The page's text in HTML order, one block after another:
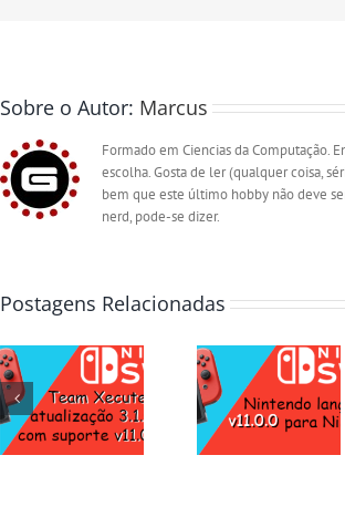
Sobre o Autor: Marcus
Formado em Ciencias da Computação.
escolha. Gosta de ler (qualquer coisa,
bem que este último hobby não deve
nerd, pode-se dizer.
Postagens Relacionadas